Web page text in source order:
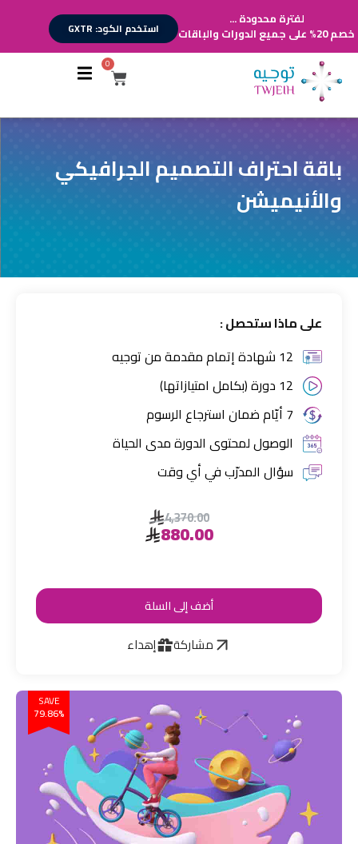
لفترة محدودة ...
خصم 20% على جميع الدورات والباقات استخدم الكود: GXTR
0
أقسام الدورات
تسجيل الدخول
تسجيل حساب
باقة احتراف التصميم الجرافيكي
والأنيميشن
SAVE
79.86%
على ماذا ستحصل :
12 شهادة إتمام مقدمة من توجيه
12 دورة (بكامل امتيازاتها)
7 أيّام ضمان استرجاع الرسوم
الوصول لمحتوى الدورة مدى الحياة
سؤال المدرّب في أي وقت
4,370.00
880.00
أضف إلى السلة
مشاركة إهداء